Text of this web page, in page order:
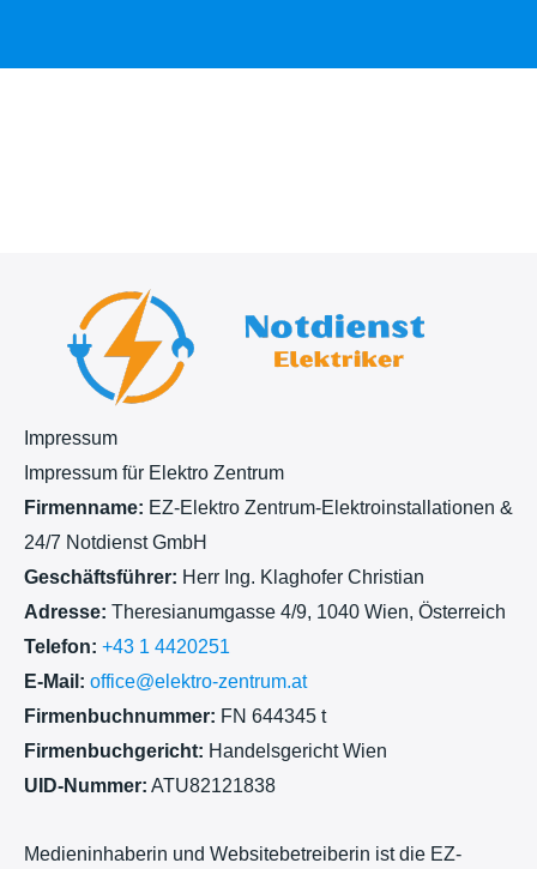
Impressum
Impressum für Elektro Zentrum
Firmenname: EZ-Elektro Zentrum-Elektroinstallationen &
24/7 Notdienst GmbH
Geschäftsführer: Herr Ing. Klaghofer Christian
Adresse: Theresianumgasse 4/9, 1040 Wien, Österreich
Telefon: +43 1 4420251
E-Mail: office@elektro-zentrum.at
Firmenbuchnummer: FN 644345 t
Firmenbuchgericht: Handelsgericht Wien
UID-Nummer: ATU82121838
Medieninhaberin und Websitebetreiberin ist die EZ-